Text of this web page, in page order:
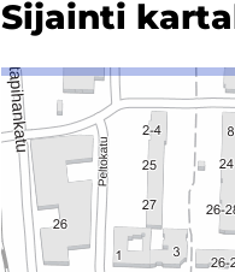
Si­jain­ti